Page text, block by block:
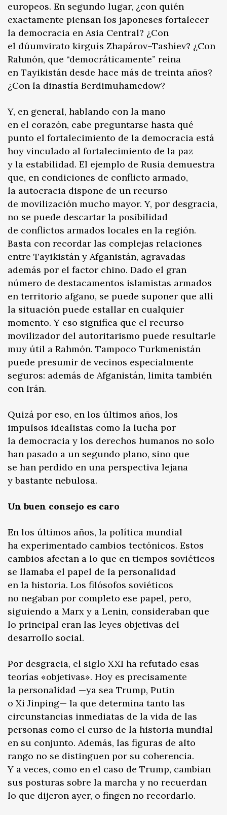
europeos. En segundo lugar, ¿con quién
exactamente piensan los japoneses fortalecer
la democracia en Asia Central? ¿Con
el dúumvirato kirguís Zhapárov–Tashíev? ¿Con
Rahmón, que “democráticamente” reina
en Tayikistán desde hace más de treinta años?
¿Con la dinastía Berdimuhamedow?
Y, en general, hablando con la mano
en el corazón, cabe preguntarse hasta qué
punto el fortalecimiento de la democracia está
hoy vinculado al fortalecimiento de la paz
y la estabilidad. El ejemplo de Rusia demuestra
que, en condiciones de conflicto armado,
la autocracia dispone de un recurso
de movilización mucho mayor. Y, por desgracia,
no se puede descartar la posibilidad
de conflictos armados locales en la región.
Basta con recordar las complejas relaciones
entre Tayikistán y Afganistán, agravadas
además por el factor chino. Dado el gran
número de destacamentos islamistas armados
en territorio afgano, se puede suponer que allí
la situación puede estallar en cualquier
momento. Y eso significa que el recurso
movilizador del autoritarismo puede resultarle
muy útil a Rahmón. Tampoco Turkmenistán
puede presumir de vecinos especialmente
seguros: además de Afganistán, limita también
con Irán.
Quizá por eso, en los últimos años, los
impulsos idealistas como la lucha por
la democracia y los derechos humanos no solo
han pasado a un segundo plano, sino que
se han perdido en una perspectiva lejana
y bastante nebulosa.
Un buen consejo es caro
En los últimos años, la política mundial
ha experimentado cambios tectónicos. Estos
cambios afectan a lo que en tiempos soviéticos
se llamaba el papel de la personalidad
en la historia. Los filósofos soviéticos
no negaban por completo ese papel, pero,
siguiendo a Marx y a Lenin, consideraban que
lo principal eran las leyes objetivas del
desarrollo social.
Por desgracia, el siglo XXI ha refutado esas
teorías «objetivas». Hoy es precisamente
la personalidad —ya sea Trump, Putin
o Xi Jinping— la que determina tanto las
circunstancias inmediatas de la vida de las
personas como el curso de la historia mundial
en su conjunto. Además, las figuras de alto
rango no se distinguen por su coherencia.
Y a veces, como en el caso de Trump, cambian
sus posturas sobre la marcha y no recuerdan
lo que dijeron ayer, o fingen no recordarlo.